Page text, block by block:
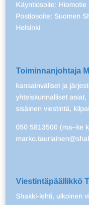
Käyntiosoite:
Postiosoite: Suomen
Helsinki
Toiminnanjohtaja
kansainväliset ja
yhteiskunnalliset
sisäinen viestintä,
050 5813500 (ma–ke
Viestintäpäällikkö
Shakki-lehti, ulkoinen